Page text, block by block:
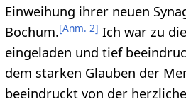
Einweihung ihrer neuen
Bochum.[Anm. 2] Ich war zu
eingeladen und tief
dem starken Glauben der
beeindruckt von der